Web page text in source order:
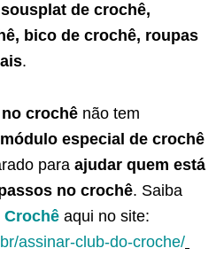
de crochê,
bico de crochê, roupas
.
crochê não tem
módulo especial de crochê
para ajudar quem está
no crochê. Saiba
Crochê aqui no site:
assinar-club-do-croche/